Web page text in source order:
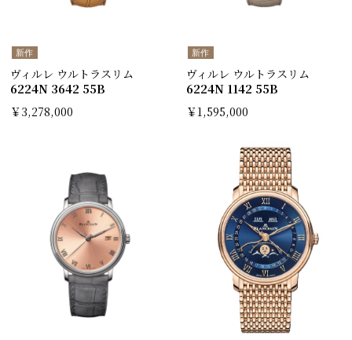
新作
ヴィルレ ウルトラスリム
6224N 3642 55B
￥3,278,000
新作
ヴィルレ ウルトラスリム
6224N 1142 55B
￥1,595,000